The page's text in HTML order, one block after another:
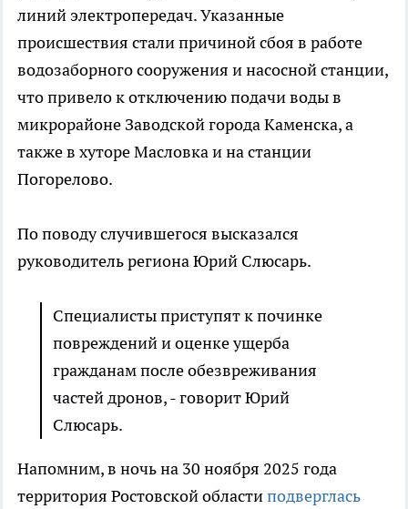
линий электропередач. Указанные
происшествия стали причиной сбоя в работе
водозаборного сооружения и насосной станции,
что привело к отключению подачи воды в
микрорайоне Заводской города Каменска, а
также в хуторе Масловка и на станции
Погорелово.
По поводу случившегося высказался
руководитель региона Юрий Слюсарь.
Специалисты приступят к починке
повреждений и оценке ущерба
гражданам после обезвреживания
частей дронов, - говорит Юрий
Слюсарь.
Напомним, в ночь на 30 ноября 2025 года
территория Ростовской областиподверглась